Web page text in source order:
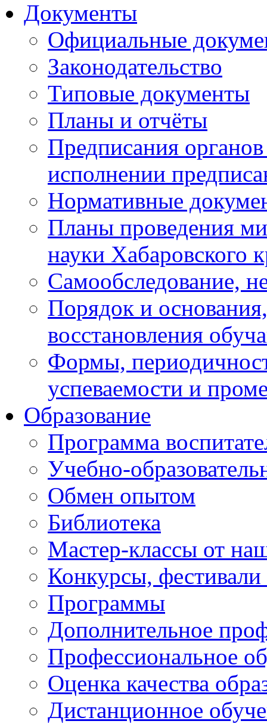
Документы
Официальные
Законодательство
Типовые документы
Планы и отчёты
Предписания
исполнении
Нормативные
Планы проведения
науки Хабаровского
Самообследование,
Порядок и
восстановления
Формы,
успеваемости и
Образование
Программа
Учебно-
Обмен опытом
Библиотека
Мастер-классы от
Конкурсы,
Программы
Дополнительное
Профессиональное
Оценка качества
Дистанционное